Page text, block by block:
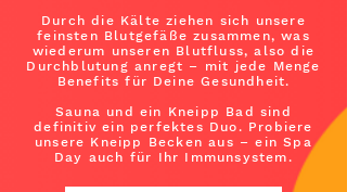
Durch die Kälte ziehen sich unsere
feinsten Blutgefäße zusammen, was
wiederum unseren Blutfluss, also die
Durchblutung anregt – mit jede Menge
Benefits für Deine Gesundheit.
Sauna und ein Kneipp Bad sind
definitiv ein perfektes Duo. Probiere
unsere Kneipp Becken aus – ein Spa
Day auch für Ihr Immunsystem.